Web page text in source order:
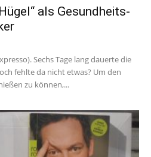
als Gesundheits-
Sechs Tage lang dauerte die
fehlte da nicht etwas? Um den
zu können,...